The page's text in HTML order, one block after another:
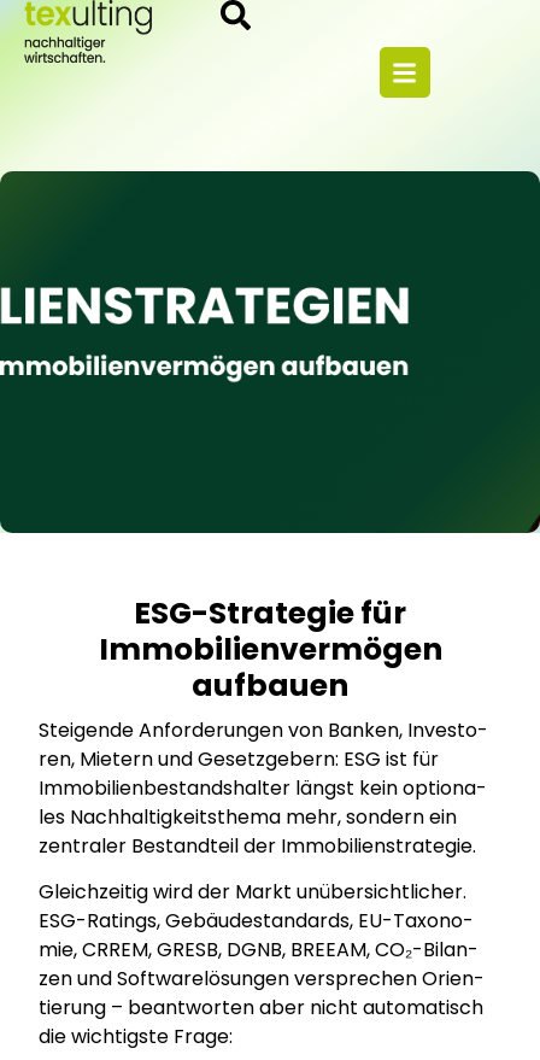
ESG-Strategie für
Immobilienvermögen
aufbauen
Stei­gen­de Anfor­de­run­gen von Ban­ken, Inves­to­
ren, Mie­tern und Gesetz­ge­bern: ESG ist für
Immo­bi­li­en­be­stands­hal­ter längst kein optio­na­
les Nach­hal­tig­keits­the­ma mehr, son­dern ein
zen­tra­ler Bestand­teil der Immo­bi­li­en­stra­te­gie.
Gleich­zei­tig wird der Markt unüber­sicht­li­cher.
ESG-Ratings, Gebäu­de­stan­dards, EU-Taxo­no­
mie, CRREM, GRESB, DGNB, BREEAM, CO₂-Bilan­
zen und Soft­ware­lö­sun­gen ver­spre­chen Ori­en­
tie­rung – beant­wor­ten aber nicht auto­ma­tisch
die wich­tigs­te Fra­ge: